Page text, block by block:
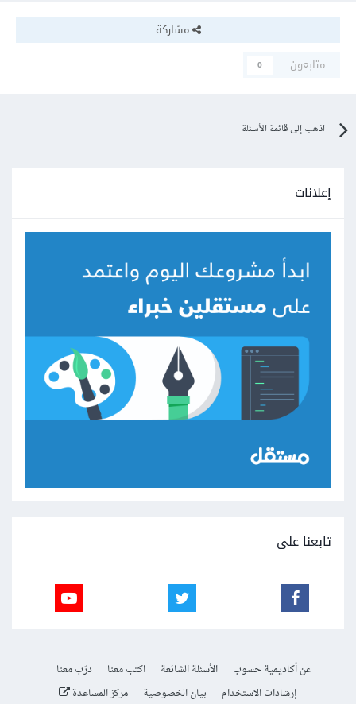
مشاركة
متابعون
0
اذهب إلى قائمة الأسئلة
إعلانات
تابعنا على
عن أكاديمية حسوب الأسئلة الشائعة اكتب معنا
درّب معنا
إرشادات الاستخدام
بيان الخصوصية مركز المساعدة